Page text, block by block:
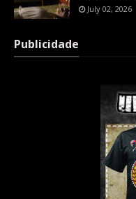
July 02, 2026
Publicidade